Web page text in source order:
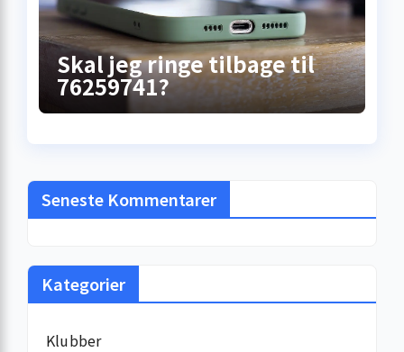
Skal jeg ringe tilbage til
76259741?
Seneste Kommentarer
Kategorier
Klubber